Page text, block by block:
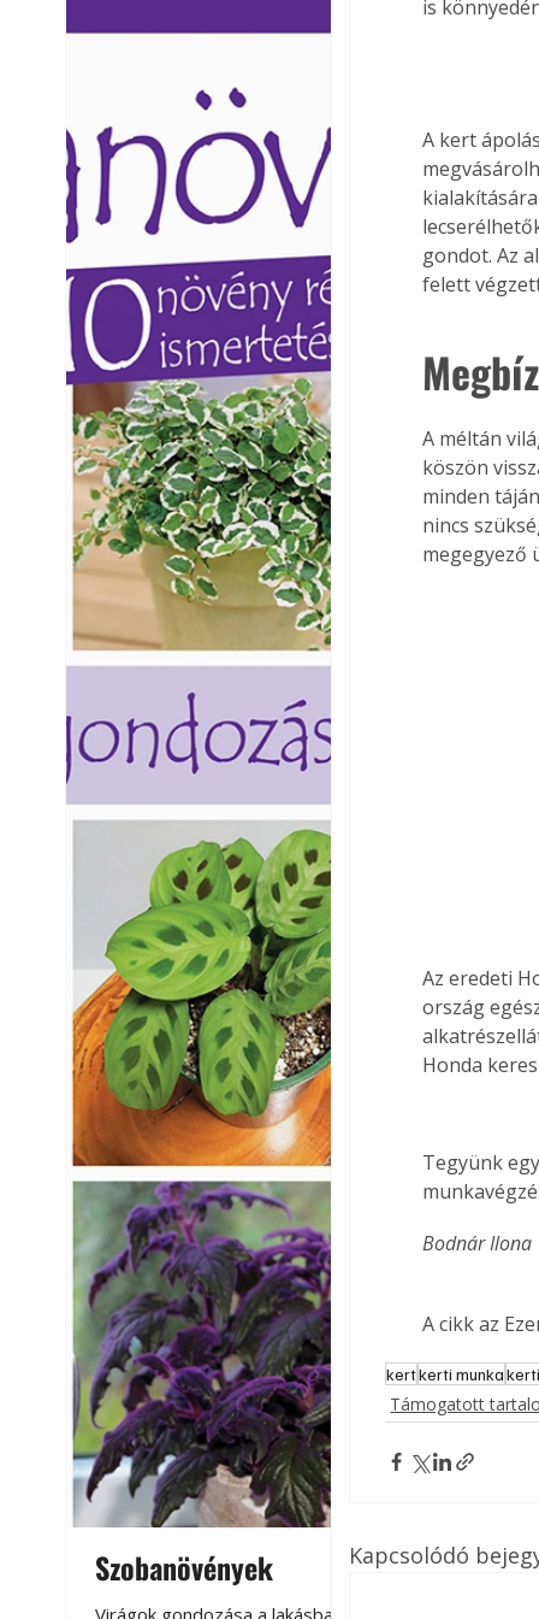
Ezermester
Szobanövények
Virágoskert:
is
A kert
gondot. Az
felett
A méltán
köszön
minden
nincs
megegyező
Az eredeti
ország
Honda
Tegyünk
Bodnár Ilona
A cikk az
kertkerti munka
Támogatott
Kapcsolódó